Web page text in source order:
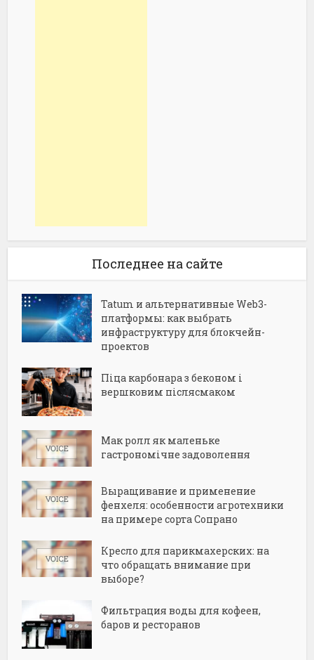
Последнее на сайте
Tatum и альтернативные Web3-
платформы: как выбрать
инфраструктуру для блокчейн-
проектов
Піца карбонара з беконом і
вершковим післясмаком
Мак ролл як маленьке
гастрономічне задоволення
Выращивание и применение
фенхеля: особенности агротехники
на примере сорта Сопрано
Кресло для парикмахерских: на
что обращать внимание при
выборе?
Фильтрация воды для кофеен,
баров и ресторанов